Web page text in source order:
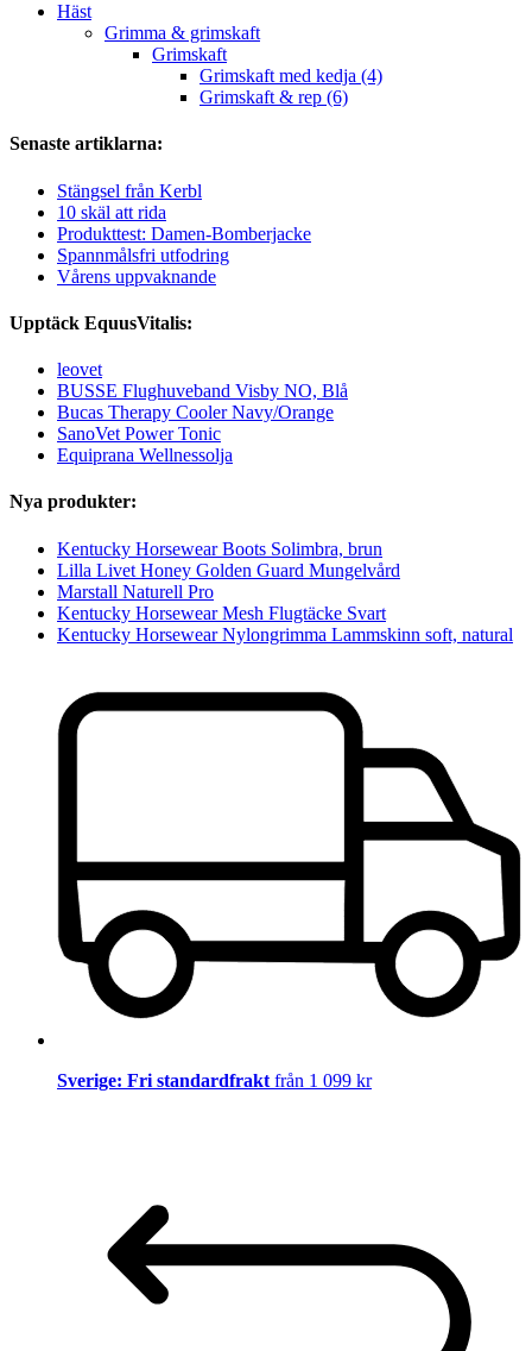
Häst
Grimma & grimskaft
Grimskaft
Grimskaft med kedja (4)
Grimskaft & rep (6)
Senaste artiklarna:
Stängsel från Kerbl
10 skäl att rida
Produkttest: Damen-Bomberjacke
Spannmålsfri utfodring
Vårens uppvaknande
Upptäck EquusVitalis:
leovet
BUSSE Flughuveband Visby NO, Blå
Bucas Therapy Cooler Navy/Orange
SanoVet Power Tonic
Equiprana Wellnessolja
Nya produkter:
Kentucky Horsewear Boots Solimbra, brun
Lilla Livet Honey Golden Guard Mungelvård
Marstall Naturell Pro
Kentucky Horsewear Mesh Flugtäcke Svart
Kentucky Horsewear Nylongrimma Lammskinn soft, natural
Sverige: Fri standardfrakt från 1 099 kr